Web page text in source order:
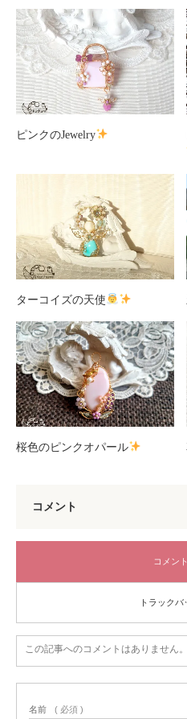
ピンクのJewelry
ターコイズの天使
桜色のピンクオパール
コメント
コメン
トラック
この記事へのコメントはありません。
名前 ( 必須 )